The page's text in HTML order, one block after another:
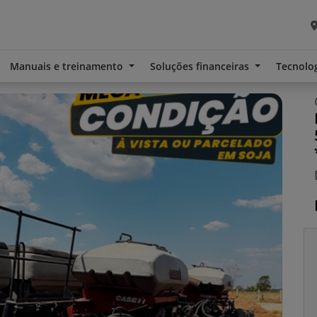
Manuais e treinamento Soluções financeiras